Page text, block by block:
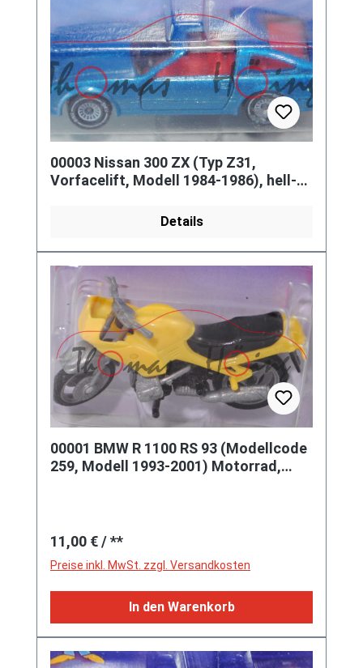
00003 Nissan 300 ZX (Typ Z31,
Vorfacelift, Modell 1984-1986), hell-
Details
00001 BMW R 1100 RS 93 (Modellcode
259, Modell 1993-2001) Motorrad,
Regulärer Preis:
11,00 €/ **
Preise inkl. MwSt. zzgl. Versandkosten
In den Warenkorb